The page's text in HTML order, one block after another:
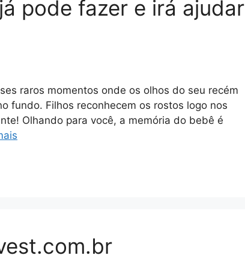
pode fazer e irá ajudar
raros momentos onde os olhos do seu recém
fundo. Filhos reconhecem os rostos logo nos
Olhando para você, a memória do bebê é